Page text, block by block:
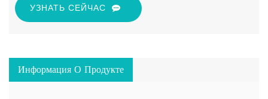
УЗНАТЬ СЕЙЧАС
Информация О Продукте